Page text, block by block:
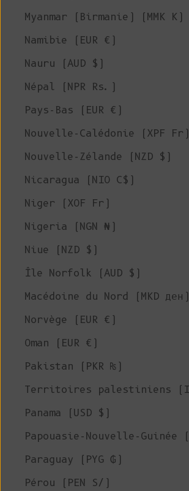
Myanmar (Birmanie) (MMK K)
Namibie (EUR €)
Nauru (AUD $)
Népal (NPR Rs.)
Pays-Bas (EUR €)
Nouvelle-Calédonie (XPF Fr)
Nouvelle-Zélande (NZD $)
Nicaragua (NIO C$)
Niger (XOF Fr)
Nigeria (NGN ₦)
Niue (NZD $)
Île Norfolk (AUD $)
Macédoine du Nord (MKD ден)
Norvège (EUR €)
Oman (EUR €)
Pakistan (PKR ₨)
Territoires palestiniens
Panama (USD $)
Papouasie-Nouvelle-Guinée
Paraguay (PYG ₲)
Pérou (PEN S/)